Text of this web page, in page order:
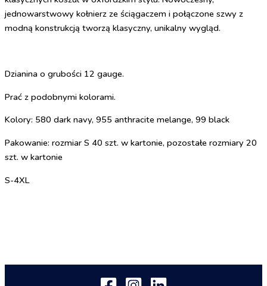
jednowarstwowy kołnierz ze ściągaczem i połączone szwy z
modną konstrukcją tworzą klasyczny, unikalny wygląd.
Dzianina o grubości 12 gauge.
Prać z podobnymi kolorami.
Kolory: 580 dark navy, 955 anthracite melange, 99 black
Pakowanie: rozmiar S 40 szt. w kartonie, pozostałe rozmiary 20
szt. w kartonie
S-4XL